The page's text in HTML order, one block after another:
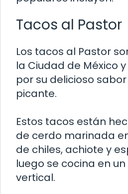
Tacos al Pastor
Los tacos al Pastor
la Ciudad de México
por su delicioso
picante.
Estos tacos están
de cerdo marinada
de chiles, achiote y
luego se cocina en
vertical.